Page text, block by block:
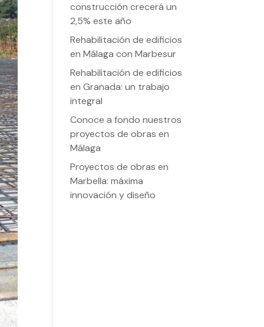
construcción crecerá un
2,5% este año
Rehabilitación de edificios
en Málaga con Marbesur
Rehabilitación de edificios
en Granada: un trabajo
integral
Conoce a fondo nuestros
proyectos de obras en
Málaga
Proyectos de obras en
Marbella: máxima
innovación y diseño